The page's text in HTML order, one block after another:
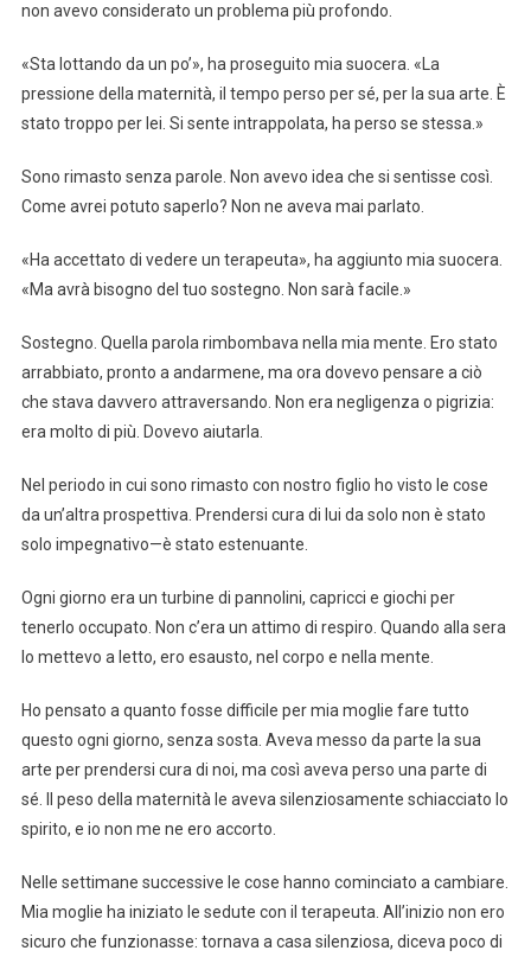
non avevo considerato un problema più profondo.
«Sta lottando da un po’», ha proseguito mia suocera. «La
pressione della maternità, il tempo perso per sé, per la sua arte. È
stato troppo per lei. Si sente intrappolata, ha perso se stessa.»
Sono rimasto senza parole. Non avevo idea che si sentisse così.
Come avrei potuto saperlo? Non ne aveva mai parlato.
«Ha accettato di vedere un terapeuta», ha aggiunto mia suocera.
«Ma avrà bisogno del tuo sostegno. Non sarà facile.»
Sostegno. Quella parola rimbombava nella mia mente. Ero stato
arrabbiato, pronto a andarmene, ma ora dovevo pensare a ciò
che stava davvero attraversando. Non era negligenza o pigrizia:
era molto di più. Dovevo aiutarla.
Nel periodo in cui sono rimasto con nostro figlio ho visto le cose
da un’altra prospettiva. Prendersi cura di lui da solo non è stato
solo impegnativo—è stato estenuante.
Ogni giorno era un turbine di pannolini, capricci e giochi per
tenerlo occupato. Non c’era un attimo di respiro. Quando alla sera
lo mettevo a letto, ero esausto, nel corpo e nella mente.
Ho pensato a quanto fosse difficile per mia moglie fare tutto
questo ogni giorno, senza sosta. Aveva messo da parte la sua
arte per prendersi cura di noi, ma così aveva perso una parte di
sé. Il peso della maternità le aveva silenziosamente schiacciato lo
spirito, e io non me ne ero accorto.
Nelle settimane successive le cose hanno cominciato a cambiare.
Mia moglie ha iniziato le sedute con il terapeuta. All’inizio non ero
sicuro che funzionasse: tornava a casa silenziosa, diceva poco di